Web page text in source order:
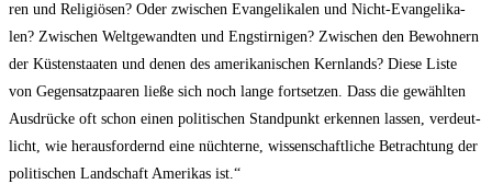
ren und Reli­giö­sen? Oder zwi­schen Evan­ge­li­ka­len und Nicht-Evan­ge­li­ka­
len? Zwi­schen Welt­ge­wand­ten und Eng­stir­ni­gen? Zwi­schen den Bewoh­nern
der Küs­ten­staa­ten und denen des ame­ri­ka­ni­schen Kern­lands? Die­se Lis­te
von Gegen­satz­paa­ren lie­ße sich noch lan­ge fort­set­zen. Dass die gewähl­ten
Aus­drü­cke oft schon einen poli­ti­schen Stand­punkt erken­nen las­sen, ver­deut­
licht, wie her­aus­for­dernd eine nüch­ter­ne, wis­sen­schaft­li­che Betrach­tung der
poli­ti­schen Land­schaft Ame­ri­kas ist.“